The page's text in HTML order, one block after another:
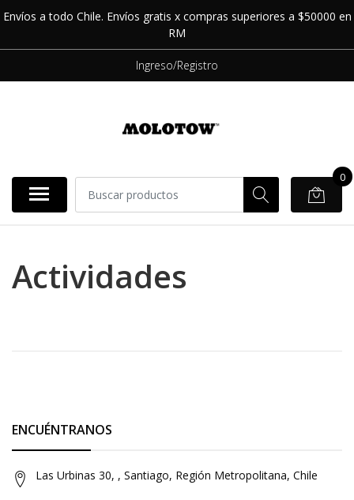
Envíos a todo Chile. Envíos gratis x compras superiores a $50000 en
RM
Ingreso/Registro
0
Actividades
ENCUÉNTRANOS
Las Urbinas 30, , Santiago, Región Metropolitana, Chile